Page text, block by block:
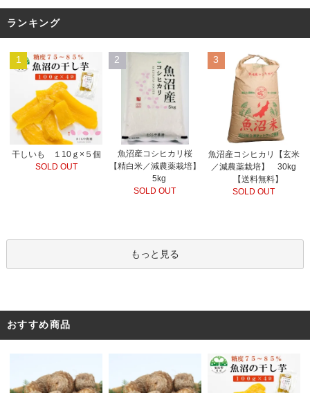
ランキング
1
干しいも １10ｇ×５個
SOLD OUT
2
魚沼産コシヒカリ桜
【精白米／減農薬栽培】
5kg
SOLD OUT
3
魚沼産コシヒカリ【玄米
／減農薬栽培】 30kg
【送料無料】
SOLD OUT
もっと見る
おすすめ商品